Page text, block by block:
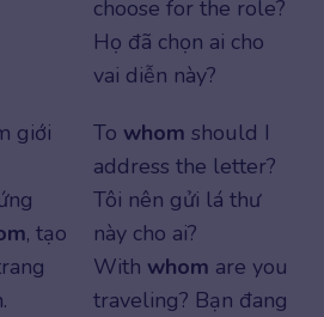
choose for the role?
Họ đã chọn ai cho
vai diễn này?
giới
, tạo
To whom should I
address the letter?
Tôi nên gửi lá thư
này cho ai?
With whom are you
traveling? Bạn đang